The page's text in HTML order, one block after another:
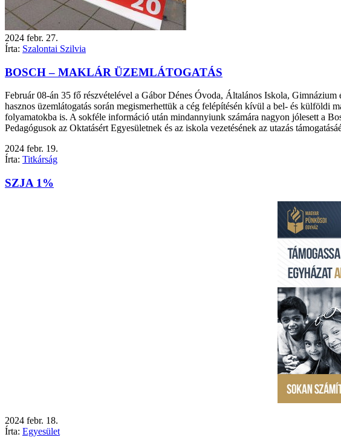
2024 febr. 27.
Írta: Szalontai Szilvia
BOSCH – MAKLÁR ÜZEMLÁTOGATÁS
Február 08-án 35 fő részvételével a Gábor Dénes Óvoda, Általános Iskola,
hasznos üzemlátogatás során megismerhettük a cég felépítésén kívül a bel- és külföldi
folyamatokba is. A sokféle információ után mindannyiunk számára nagyon jólesett a
Pedagógusok az Oktatásért Egyesületnek és az iskola vezetésének az utazás
2024 febr. 19.
Írta: Titkárság
SZJA 1%
2024 febr. 18.
Írta: Egyesület